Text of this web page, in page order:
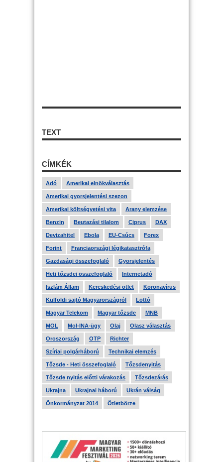
TEXT
CÍMKÉK
Adó Amerikai elnökválasztás
Amerikai gyorsjelentési szezon
Amerikai költségvetési vita Arany elemzése
Benzin Beutazási tilalom Ciprus DAX
Devizahitel Ebola EU-Csúcs Forex
Forint Franciaországi légikatasztrófa
Gazdasági összefoglaló Gyorsjelentés
Heti tőzsdei összefoglaló Internetadó
Iszlám Állam Kereskedési ötlet Koronavírus
Külföldi sajtó Magyarországról Lottó
Magyar Telekom Magyar tőzsde MNB
MOL Mol-INA-ügy Olaj Olasz választás
Oroszország OTP Richter
Szíriai polgárháború Technikai elemzés
Tőzsde - Heti összefoglaló Tőzsdenyitás
Tőzsde nyitás előtti várakozás Tőzsdezárás
Ukrajna Ukrajnai háború Ukrán válság
Önkormányzat 2014 Ötletbörze